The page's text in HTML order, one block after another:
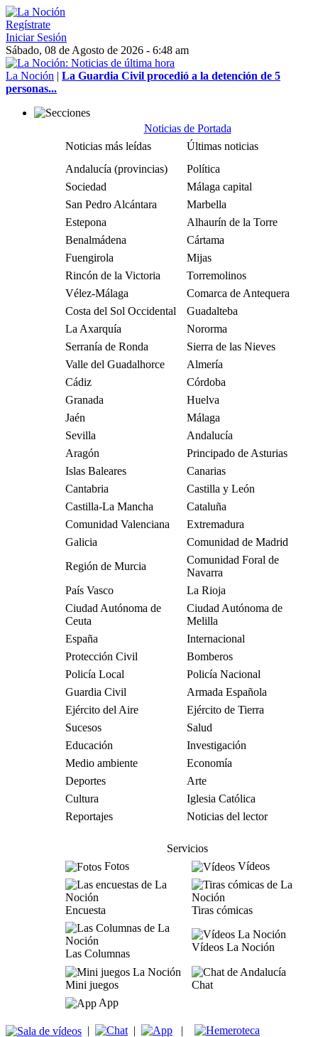
Regístrate
Iniciar Sesión
Sábado, 08 de Agosto de 2026 - 6:48 am
La Noción | La Guardia Civil procedió a la detención de 5
personas...
Noticias de Portada
Noticias más leídas
Últimas noticias
Andalucía (provincias)
Política
Sociedad
Málaga capital
San Pedro Alcántara
Marbella
Estepona
Alhaurín de la Torre
Benalmádena
Cártama
Fuengirola
Mijas
Rincón de la Victoria
Torremolinos
Vélez-Málaga
Comarca de Antequera
Costa del Sol Occidental
Guadalteba
La Axarquía
Nororma
Serranía de Ronda
Sierra de las Nieves
Valle del Guadalhorce
Almería
Cádiz
Córdoba
Granada
Huelva
Jaén
Málaga
Sevilla
Andalucía
Aragón
Principado de Asturias
Islas Baleares
Canarias
Cantabria
Castilla y León
Castilla-La Mancha
Cataluña
Comunidad Valenciana
Extremadura
Galicia
Comunidad de Madrid
Región de Murcia
Comunidad Foral de
Navarra
País Vasco
La Rioja
Ciudad Autónoma de
Ceuta
Ciudad Autónoma de
Melilla
España
Internacional
Protección Civil
Bomberos
Policía Local
Policía Nacional
Guardia Civil
Armada Española
Ejército del Aire
Ejército de Tierra
Sucesos
Salud
Educación
Investigación
Medio ambiente
Economía
Deportes
Arte
Cultura
Iglesia Católica
Reportajes
Noticias del lector
Servicios
Fotos
Vídeos
Encuesta Tiras cómicas
Las Columnas
Vídeos La Noción
Mini juegos
Chat
App
| | |